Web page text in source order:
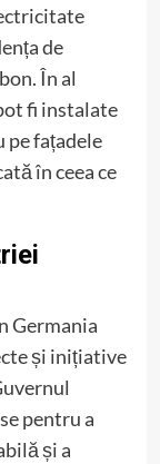
de
În al
fi instalate
pe fațadele
în ceea ce
Germania
și inițiative
pentru a
și a